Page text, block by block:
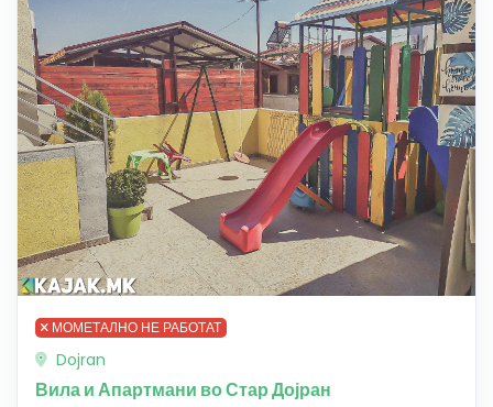
МОМЕТАЛНО НЕ РАБОТАТ
Dojran
Вила и Апартмани во Стар Дојран